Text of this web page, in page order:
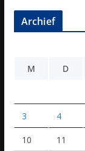
Archief
M
D
3 4
10 11